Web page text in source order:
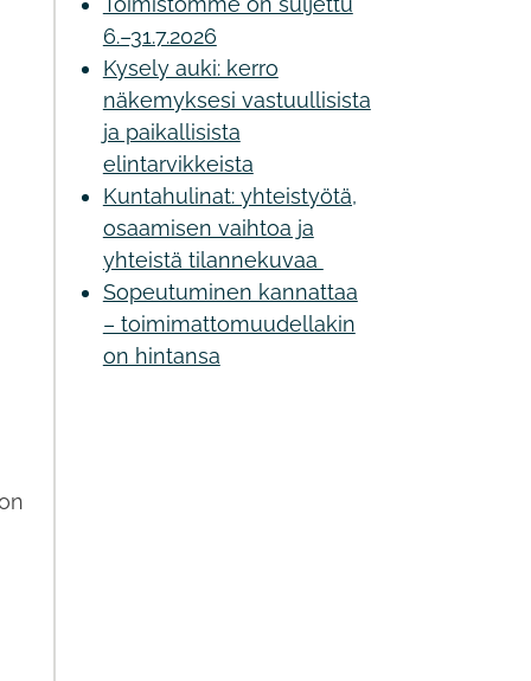
6.–31.7.2026
Kysely auki: kerro
näkemyksesi vastuullisista
ja paikallisista
elintarvikkeista
Kuntahulinat: yhteistyötä,
osaamisen vaihtoa ja
yhteistä tilannekuvaa
Sopeutuminen kannattaa
– toimimattomuudellakin
on hintansa